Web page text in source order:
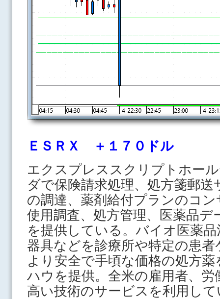
ＥＳＲＸ ＋１７０ドル
エクスプレススクリプトホー
ダで保険請求処理、処方箋郵
の調達、薬剤給付プランのコ
使用調査、処方管理、医薬品
を提供している。バイオ医薬
器具などを診療所や特定の患
より安全で手頃な価格の処方
ハウを提供。全米の雇用者、
高い技術のサービスを利用し